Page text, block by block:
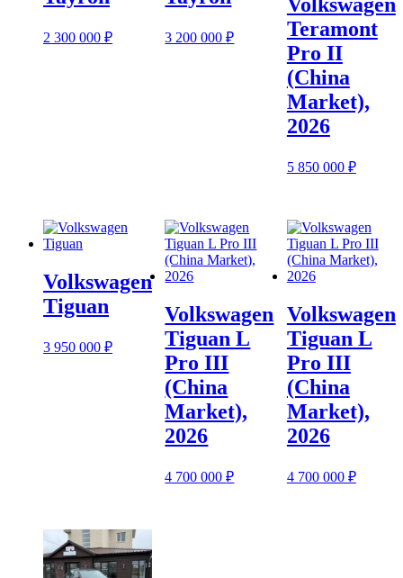
2 300 000 ₽ 3 200 000₽
Teramont
Pro II
(China
Market),
2026
5 850 000 ₽
Volkswagen
Tiguan
3 950 000 ₽
Volkswagen
Tiguan L
Pro III
(China
Market),
2026
4 700 000₽
Volkswagen
Tiguan L
Pro III
(China
Market),
2026
4 700 000 ₽